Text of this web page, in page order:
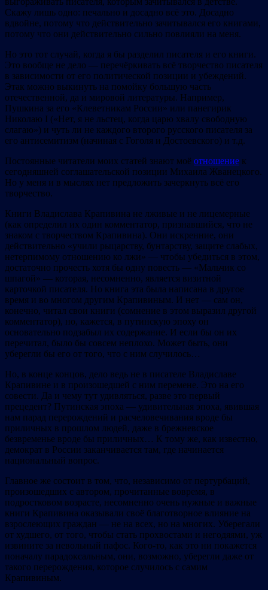
Скажу лишь одно: печально и досадно всё это. Досадно
вдвойне, потому что действительно зачитывался его книгами,
потому что они действительно сильно повлияли на меня.
Но это тот случай, когда я бы разделил писателя и его книги.
Это вообще не дело — перечёркивать всё творчество писателя
в зависимости от его политической позиции и убеждений.
Этак можно выкинуть на помойку большую часть
отечественной, да и мировой литературы. Например,
Пушкина за его «Клеветникам России» или панегирик
Николаю I («Нет, я не льстец, когда царю хвалу свободную
слагаю») и чуть ли не каждого второго русского писателя за
его антисемитизм (начиная с Гоголя и Достоевского) и т.д.
Постоянные читатели моих статей знают моё отношение к
сегодняшней соглашательской позиции Михаила Жванецкого.
Но у меня и в мыслях нет предложить зачеркнуть всё его
творчество.
Книги Владислава Крапивина не лживые и не лицемерные
(как определил их один комментатор, признавшийся, что не
знаком с творчеством Крапивина). Они искренние, они
действительно «учили рыцарству, бунтарству, защите слабых,
нетерпимому отношению ко лжи» — чтобы убедиться в этом,
достаточно прочесть хотя бы одну повесть — «Мальчик со
шпагой» — которая, несомненно, является визитной
карточкой писателя. Но книга эта была написана в другое
время и во многом другим Крапивиным. И нет — сам он,
конечно, читал свои книги (сомнение в этом выразил другой
комментатор), но, кажется, в путинскую эпоху он
основательно подзабыл их содержание. И если бы он их
перечитал, было бы совсем неплохо. Может быть, они
уберегли бы его от того, что с ним случилось…
Но, в конце концов, дело ведь не в писателе Владиславе
Крапивине и в произошедшей с ним перемене. Это на его
совести. Да и чему тут удивляться, разве это первый
прецедент? Путинская эпоха — удивительная эпоха, явившая
нам парад перерождений и расчеловечивания вроде бы
приличных в прошлом людей, даже в брежневское
безвременье вроде бы приличных… К тому же, как известно,
демократ в России заканчивается там, где начинается
национальный вопрос.
Главное же состоит в том, что, независимо от пертурбаций,
произошедших с автором, прочитанные вовремя, в
подростковом возрасте, несомненно очень нужные и важные
книги Крапивина оказывали своё благотворное влияние на
взрослеющих граждан — не на всех, но на многих. Уберегали
от худшего, от того, чтобы стать прохвостами и негодяями, уж
извините за невольный пафос. Кого-то, как это ни покажется
поначалу парадоксальным, они, возможно, уберегли даже от
такого перерождения, которое случилось с самим
Крапивиным.